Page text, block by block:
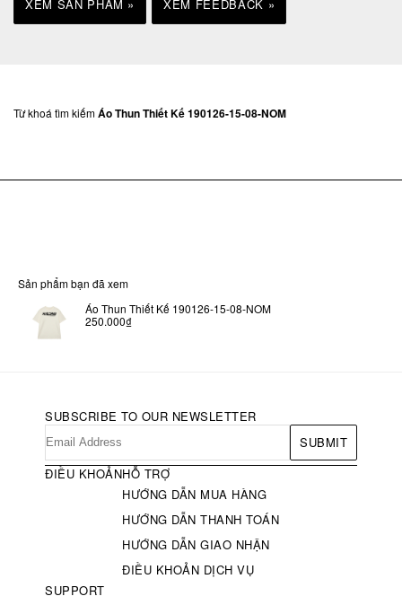
XEM SẢN PHẨM » XEM FEEDBACK »
Từ khoá tìm kiếmÁo Thun Thiết Kế 190126-15-08-NOM
Sản phẩm bạn đã xem
Áo Thun Thiết Kế 190126-15-08-NOM
250.000₫
SUBSCRIBE TO OUR NEWSLETTER
SUBMIT
ĐIỀU KHOẢNHỖ TRỢ
HƯỚNG DẪN MUA HÀNG
HƯỚNG DẪN THANH TOÁN
HƯỚNG DẪN GIAO NHẬN
ĐIỀU KHOẢN DỊCH VỤ
SUPPORT